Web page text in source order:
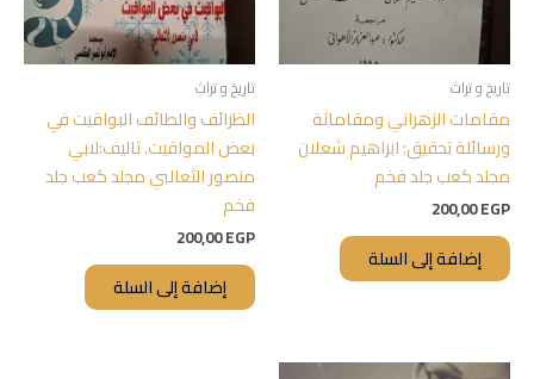
تاريخ و تراث
مقامات الزهراني ومقاماتة
ورسائلة تحقيق: ابراهيم شعلان
مجلد كعب جلد فخم
200,00EGP
إضافة إلى السلة
تاريخ و تراث
الظرائف والطائف البواقيت في
بعض المواقيت. تاليف:لابي
منصور الثعالبي مجلد كعب جلد
فخم
200,00EGP
إضافة إلى السلة